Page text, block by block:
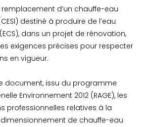
remplacement d’un chauffe-eau
destiné à produire de l’eau
dans un projet de rénovation,
exigences précises pour respecter
en vigueur.
document, issu du programme
Environnement 2012 (RAGE), les
professionnelles relatives à la
de chauffe-eau